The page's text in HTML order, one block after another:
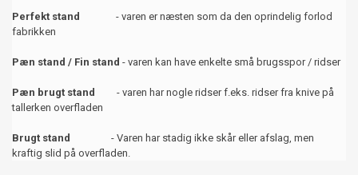
Perfekt stand - varen er næsten som da den oprindelig forlod
fabrikken
Pæn stand / Fin stand - varen kan have enkelte små brugsspor / ridser
Pæn brugt stand
- varen har nogle ridser f.eks. ridser fra knive på
tallerken overfladen
Brugt stand
- Varen har stadig ikke skår eller afslag, men
kraftig slid på overfladen.